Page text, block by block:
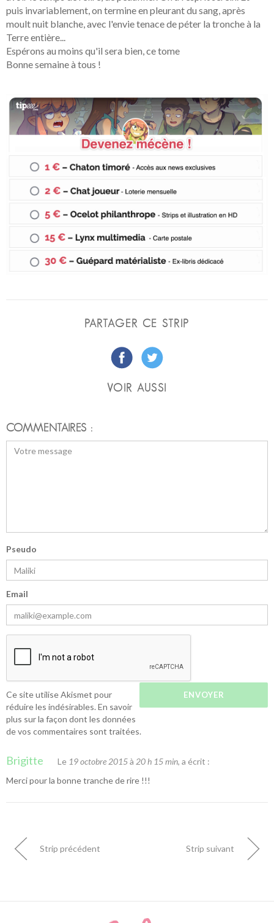
puis invariablement, on termine en pleurant du sang, après
moult nuit blanche, avec l'envie tenace de péter la tronche à la
Terre entière...
Espérons au moins qu'il sera bien, ce tome
Bonne semaine à tous !
PARTAGER CE STRIP
VOIR AUSSI
COMMENTAIRES :
Pseudo
Email
Ce site utilise Akismet pour
réduire les indésirables.En savoir
plus sur la façon dont les données
de vos commentaires sont traitées.
Brigitte Le 19 octobre 2015à 20 h 15 min, a écrit :
Merci pour la bonne tranche de rire !!!
Strip précédent Strip suivant